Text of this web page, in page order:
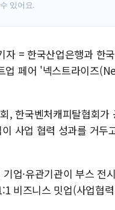
있어요.
자 = 한국산업은행과 한
업 페어 '넥스트라이즈
, 한국벤처캐피탈협회
사업 협력 성과를 거두
업·유관기관이 부스 전
비즈니스 밋업(사업협